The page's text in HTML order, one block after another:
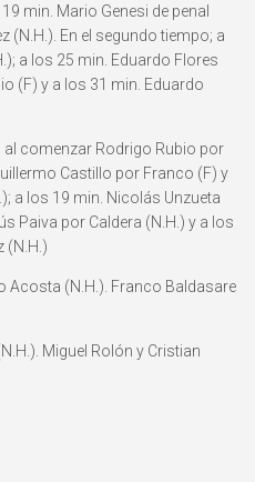
min. Mario Genesi de penal
(N.H.). En el segundo tiempo; a
a los 25 min. Eduardo Flores
(F) y a los 31 min. Eduardo
al comenzar Rodrigo Rubio por
Castillo por Franco (F) y
a los 19 min. Nicolás Unzueta
Paiva por Caldera (N.H.) y a los
(N.H.)
Acosta (N.H.). Franco Baldasare
Miguel Rolón y Cristian